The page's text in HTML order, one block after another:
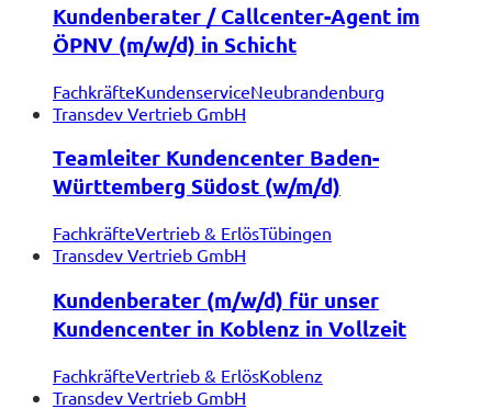
Kundenberater / Callcenter-Agent im
ÖPNV (m/w/d) in Schicht
FachkräfteKundenserviceNeubrandenburg
Transdev Vertrieb GmbH
Teamleiter Kundencenter Baden-
Württemberg Südost (w/m/d)
FachkräfteVertrieb & ErlösTübingen
Transdev Vertrieb GmbH
Kundenberater (m/w/d) für unser
Kundencenter in Koblenz in Vollzeit
FachkräfteVertrieb & ErlösKoblenz
Transdev Vertrieb GmbH